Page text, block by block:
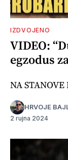
IZDVOJENO
VIDEO:
egzodus
NA
HRVOJE
2 rujna 2024